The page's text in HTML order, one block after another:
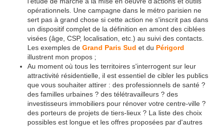
opérationnels. Une campagne dans le métro parisien ne
sert pas à grand chose si cette action ne s'inscrit pas dans
un dispositif complet de la définition en amont des ciblées
visées (âge, CSP, localisation, etc.) au suivi des contacts.
Les exemples de Grand Paris Sud et du Périgord
illustrent mon propos ;
Au moment où tous les territoires s'interrogent sur leur
attractivité résidentielle, il est essentiel de cibler les publics
que vous souhaiter attirer : des professionnels de santé ?
des familles urbaines ? des télétravailleurs ? des
investisseurs immobiliers pour rénover votre centre-ville ?
des porteurs de projets de tiers-lieux ? La liste des choix
possibles est longue et les offres proposées par d'autres